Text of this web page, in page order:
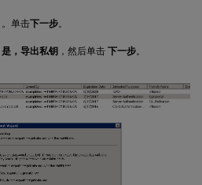
。单击下一步。
是，导出私钥 ，然后单击 下一步。